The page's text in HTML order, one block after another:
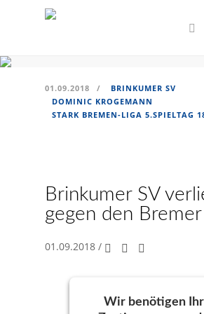
01.09.2018 /
BRINKUMER SV
DOMINIC KROGEMANN
STARK BREMEN-LIGA 5.SPIELTAG
Brinkumer SV
gegen den Bremer
01.09.2018 /
Wir benötigen